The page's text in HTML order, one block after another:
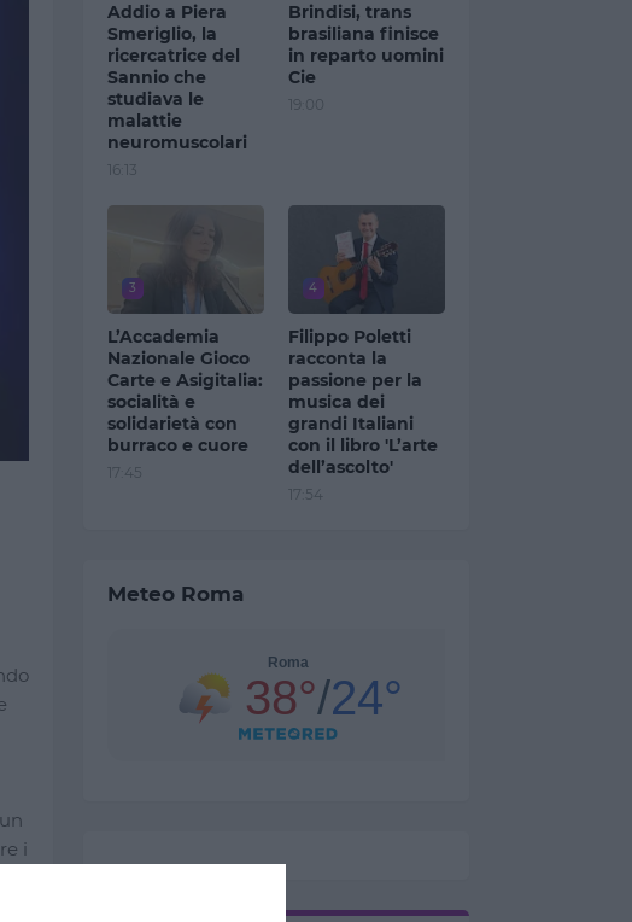
i
Addio a Piera
Smeriglio, la
ricercatrice del
Sannio che
studiava le
malattie
neuromuscolari
16:13
Brindisi, trans
brasiliana finisce
in reparto uomini
Cie
19:00
3
L’Accademia
Nazionale Gioco
Carte e Asigitalia:
socialità e
solidarietà con
burraco e cuore
17:45
4
Filippo Poletti
racconta la
passione per la
musica dei
grandi Italiani
con il libro 'L’arte
dell’ascolto'
17:54
Meteo Roma